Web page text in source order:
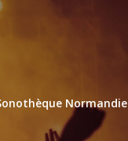
Normandie